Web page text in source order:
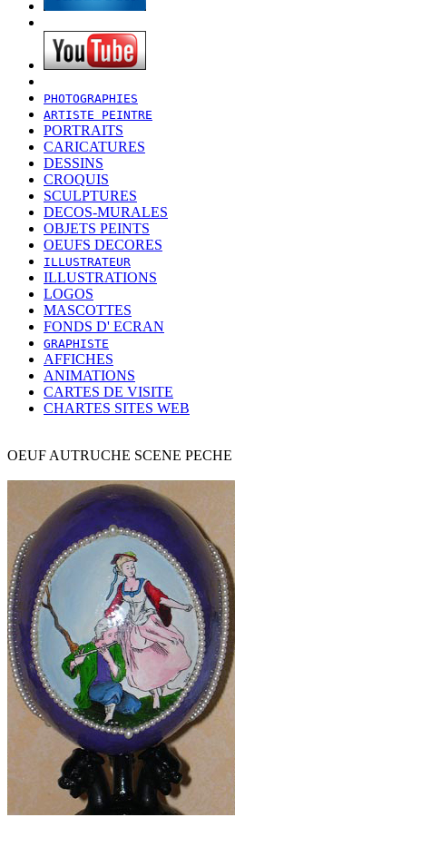
PHOTOGRAPHIES
ARTISTE PEINTRE
PORTRAITS
CARICATURES
DESSINS
CROQUIS
SCULPTURES
DECOS-MURALES
OBJETS PEINTS
OEUFS DECORES
ILLUSTRATEUR
ILLUSTRATIONS
LOGOS
MASCOTTES
FONDS D' ECRAN
GRAPHISTE
AFFICHES
ANIMATIONS
CARTES DE VISITE
CHARTES SITES WEB
OEUF AUTRUCHE SCENE PECHE